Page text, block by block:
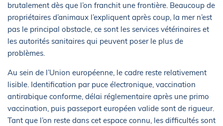
brutalement dès que l’on franchit une frontière. Beaucoup de
propriétaires d’animaux l’expliquent après coup, la mer n’est
pas le principal obstacle, ce sont les services vétérinaires et
les autorités sanitaires qui peuvent poser le plus de
problèmes.
Au sein de l’Union européenne, le cadre reste relativement
lisible. Identification par puce électronique, vaccination
antirabique conforme, délai réglementaire après une primo
vaccination, puis passeport européen valide sont de rigueur.
Tant que l’on reste dans cet espace connu, les difficultés sont